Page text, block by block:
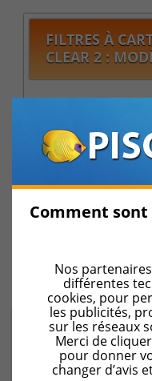
FILTRES À
CLEAR 2 :
FABRICANTS
Pièces
Pièces détachées de
cartouche Hayward
Comment
Nos
différentes
cookies, pour
les publicités,
sur les réseaux
Merci de
pour donner
changer d’avis